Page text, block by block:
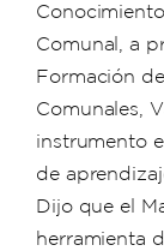
Comunal, a
Formación
Comunales,
instrumento
de
Dijo que el
herramienta